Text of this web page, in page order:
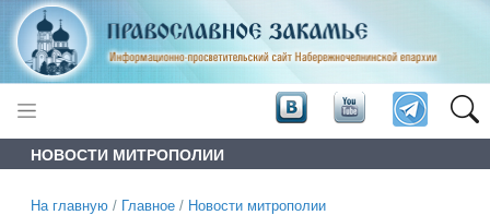
НОВОСТИ МИТРОПОЛИИ
На главную / Главное / Новости митрополии